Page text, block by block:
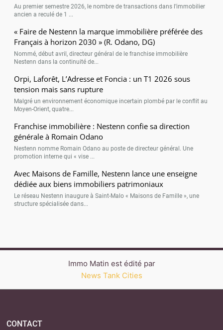
Au premier semestre 2026, le nombre de transactions dans l’immobilier
ancien a reculé de 1 ...
« Faire de Nestenn la marque immobilière préférée des
Français à horizon 2030 » (R. Odano, DG)
Nommé, début avril, directeur général de le franchise immobilière
Nestenn dans la continuité de...
Orpi, Laforêt, L’Adresse et Foncia : un T1 2026 sous
tension mais sans rupture
Malgré un environnement économique incertain plombé par le conflit au
Moyen-Orient, quatre...
Franchise immobilière : Nestenn confie sa direction
générale à Romain Odano
Nestenn nomme Romain Odano au poste de directeur général. Une
promotion interne qui « vise ...
Avec Maisons de Famille, Nestenn lance une enseigne
dédiée aux biens immobiliers patrimoniaux
Le réseau Nestenn inaugure à Saint-Malo « Maisons de Famille », une
structure spécialisée dans...
Immo Matin est édité par
News Tank Cities
CONTACT